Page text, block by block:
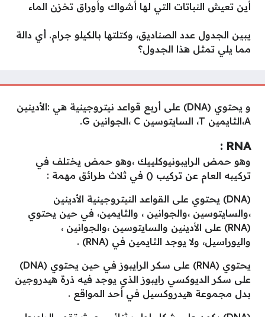
أين تعيش النباتات التي لها أشواك وأوراق تخزن الماء
يبين الجدول عدد الصناديق، وكتلتها بالكيلو جرام. أي دالة
مما يلي تمثل هذا الجدول؟
و يحتوي (DNA) على أربع قواعد نيتروجينية هي :الأدينين
A،الثايمين T، السايتوسين C ،الجوانين G.
RNA :
وهو حمض الرايبونيوكلييك ،وهو حمض يختلف في
تركيبه العام عن تركيب () في ثلاث طرائق مهمة :
(DNA) يحتوي على القواعد النيتروجينية الأدينين
،والسايتوسين ،والجوانين ، والثايمين، في حين يحتوي
(RNA) على الأدينين والسايتوسين ،والجوانين ،
واليوراسيل، ولا يوجد الثايمين في (RNA) .
يحتوي (RNA) على سكر الرايبوز في حين يحتوي (DNA)
على سكر الديوكسي رايبوز الذي يوجد فيه ذرة هيدروجين
بدل مجموعة هيدروكسيل في أحد المواقع .